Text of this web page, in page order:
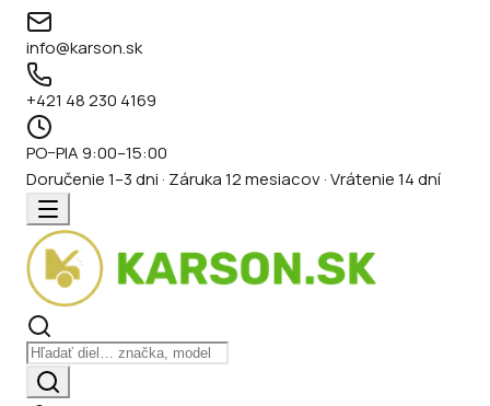
info@karson.sk
+421 48 230 4169
PO–PIA 9:00–15:00
Doručenie 1–3 dni · Záruka 12 mesiacov · Vrátenie 14 dní